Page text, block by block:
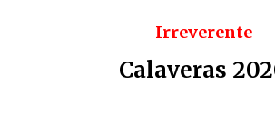
Irreverente
Calaveras